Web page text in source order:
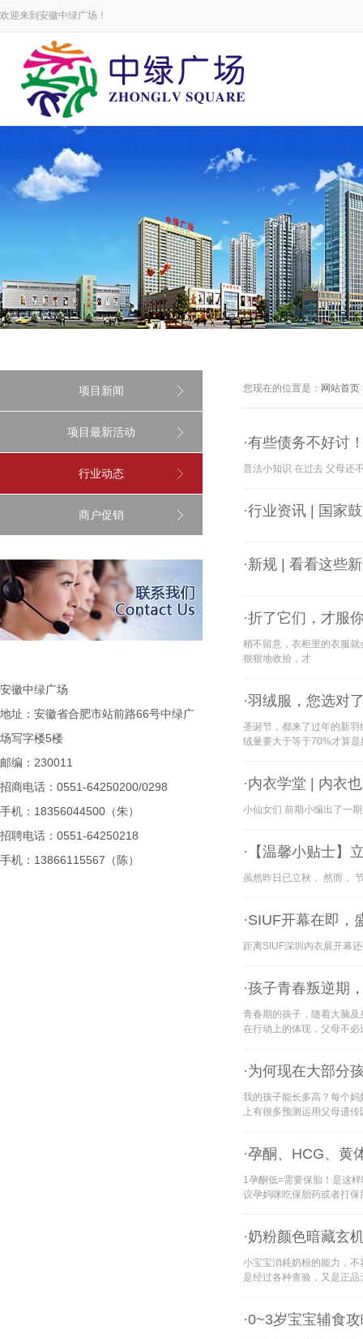
欢迎来到安徽中绿广场！
项目新闻
项目最新活动
行业动态
商户促销
安徽中绿广场
地址：安徽省合肥市站前路66号中绿广
场写字楼5楼
邮编：230011
招商电话：0551-64250200/0298
手机：18356044500（朱）
招聘电话：0551-64250218
手机：13866115567（陈）
您现在的位置是： 网站首页
·有些债务不好讨
普法小知识 在过去 父母还
·行业资讯 | 国家
·新规 | 看看这些
·折了它们，才服
稍不留意，衣柜里的衣服
狠狠地收拾，才
·羽绒服，您选对
圣诞节，都来了过年的新
绒量要大于等于70%才算
·内衣学堂 | 内衣
小仙女们 前期小编出了一
·【温馨小贴士】
虽然昨日已立秋， 然而，
·SIUF开幕在即
距离SIUF深圳内衣展开幕
·孩子青春叛逆期
青春期的孩子，随着大脑
在行动上的体现，父母不
·为何现在大部分
我的孩子能长多高？每个
上有很多预测运用父母遗
·孕酮、HCG、黄
1孕酮低=需要保胎！是这
议孕妈咪吃保胎药或者打
·奶粉颜色暗藏玄
小宝宝消耗奶粉的能力，
是经过各种查验，又是正
·0~3岁宝宝辅食